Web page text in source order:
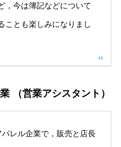
，今は簿記などについて
ことも楽しみになりまし
（営業アシスタント）
レル企業で，販売と店長